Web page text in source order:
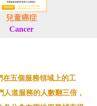
兒童癌症
Cancer
在五個服務領域上的工
道服務的人數翻三倍，